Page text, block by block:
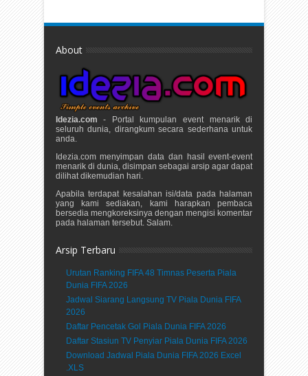
About
Idezia.com - Portal kumpulan event menarik di
seluruh dunia, dirangkum secara sederhana untuk
anda.
Idezia.com menyimpan data dan hasil event-event
menarik di dunia, disimpan sebagai arsip agar dapat
dilihat dikemudian hari.
Apabila terdapat kesalahan isi/data pada halaman
yang kami sediakan, kami harapkan pembaca
bersedia mengkoreksinya dengan mengisi komentar
pada halaman tersebut. Salam.
Arsip Terbaru
Urutan Ranking FIFA 48 Timnas Peserta Piala
Dunia FIFA 2026
Jadwal Siarang Langsung TV Piala Dunia FIFA
2026
Daftar Pencetak Gol Piala Dunia FIFA 2026
Daftar Stasiun TV Penyiar Piala Dunia FIFA 2026
Download Jadwal Piala Dunia FIFA 2026 Excel
.XLS